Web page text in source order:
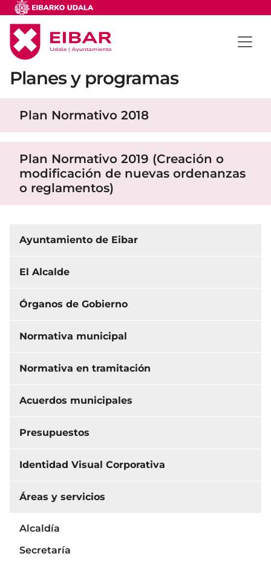
Planes y programas
Plan Normativo 2018
Plan Normativo 2019 (Creación o
modificación de nuevas ordenanzas
o reglamentos)
Ayuntamiento de Eibar
El Alcalde
Órganos de Gobierno
Normativa municipal
Normativa en tramitación
Acuerdos municipales
Presupuestos
Identidad Visual Corporativa
Áreas y servicios
Alcaldía
Secretaría